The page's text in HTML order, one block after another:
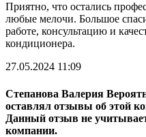
Приятно, что остались
любые мелочи. Большое
работе, консультацию и
кондиционера.
27.05.2024 11:09
Степанова Валерия
оставлял отзывы об этой
Данный отзыв не
компании.